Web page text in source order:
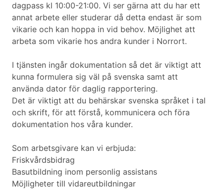
dagpass kl 10:00-21:00. Vi ser gärna att du har ett
annat arbete eller studerar då detta endast är som
vikarie och kan hoppa in vid behov. Möjlighet att
arbeta som vikarie hos andra kunder i Norrort.
I tjänsten ingår dokumentation så det är viktigt att
kunna formulera sig väl på svenska samt att
använda dator för daglig rapportering.
Det är viktigt att du behärskar svenska språket i tal
och skrift, för att förstå, kommunicera och föra
dokumentation hos våra kunder.
Som arbetsgivare kan vi erbjuda:
Friskvårdsbidrag
Basutbildning inom personlig assistans
Möjligheter till vidareutbildningar